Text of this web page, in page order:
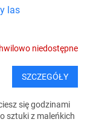
las
niedostępne
SZCZEGÓŁY
się godzinami
sztuki z maleńkich